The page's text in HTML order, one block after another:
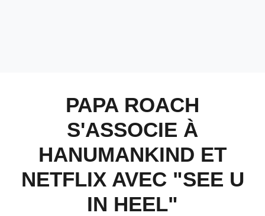
PAPA ROACH
S'ASSOCIE À
HANUMANKIND ET
NETFLIX AVEC "SEE U
IN HEEL"